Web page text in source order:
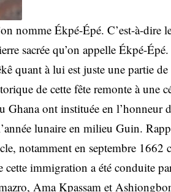
nomme Ékpé-Épé. C’est-à-dire
sacrée qu’on appelle Ékpé-
quant à lui est juste une partie
de cette fête remonte à une
Ghana ont instituée en l’honneur
lunaire en milieu Guin.
notamment en septembre 1662
immigration a été conduite
Ama Kpassam et